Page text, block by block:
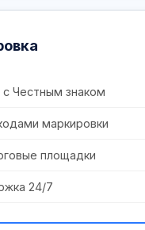
с Честным знаком
маркировки
площадки
24/7